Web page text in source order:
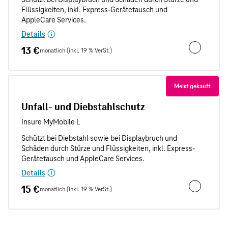
Details
13 €monatlich (inkl. 19 % VerSt.)
Meist gekauft
Unfall- und Diebstahlschutz
Details
15 €monatlich (inkl. 19 % VerSt.) Unfall- und